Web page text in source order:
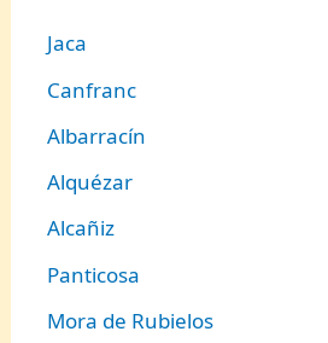
Jaca
Canfranc
Albarracín
Alquézar
Alcañiz
Panticosa
Mora de Rubielos